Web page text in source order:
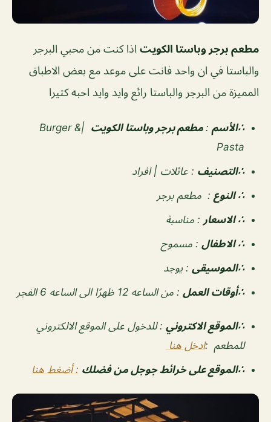
مطعم برجر وباستا الكويت اذا كنت من محبي البرجر
والباستا في ان واحد فانت على موعد مع بعض الاطباق
المميزة من البرجر والباستا رائع وايد وايد احبه كثيرا
∴الأسم : مطعم برجر وباستا الكويت
|Burger &
Pasta
∴التصنيف : عائلات | افراد
∴ النوع : مطعم برجر
∴ الاسعار : مناسبة
∴ الاطفال : مسموح
∴الموسيقى : يوجد
‏∴أوقات العمل : من الساعه 12 ظهرًا الى الساعه 6 الفجر
∴الموقع الاكتروني : للدخول على الموقع الالكتروني
للمطعم :ادخل هنا
∴الموقع على خرائط جوجل من فضلك : أضغط هنا